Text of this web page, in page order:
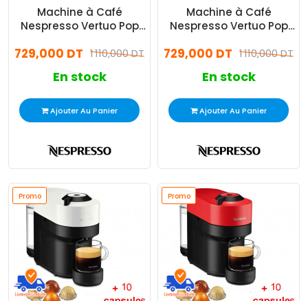
Machine à Café
Nespresso Vertuo Pop
1 110,000 DT
729,000 DT
En stock
Ajouter Au Panier
Machine à Café
Nespresso Vertuo Pop
1 110,000 DT
729,000 DT
En stock
Ajouter Au Panier
Promo Promo